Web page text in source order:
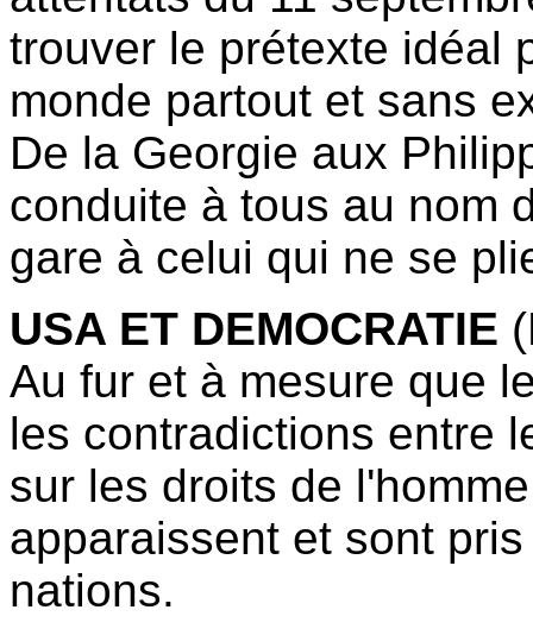
trouver le prétexte idéal
monde partout et sans
De la Georgie aux
conduite à tous au nom
gare à celui qui ne se
USA ET DEMOCRATIE
Au fur et à mesure que
les contradictions entre
sur les droits de
apparaissent et sont
nations.